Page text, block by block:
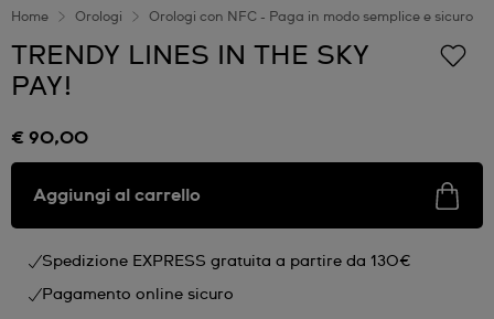
Home Orologi Orologi con NFC - Paga in modo semplice e sicuro
TRENDY LINES IN THE SKY
PAY!
€ 90,00
Aggiungi al carrello
Spedizione EXPRESS gratuita a partire da 130€
Pagamento online sicuro